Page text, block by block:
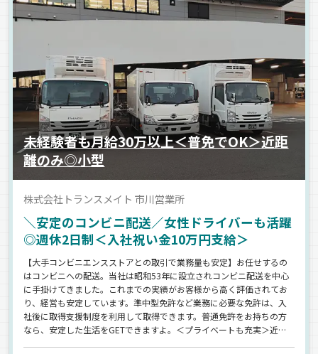
未経験者も月給30万以上＜普免でOK＞近距
離のみ◎小型
株式会社トランスメイト 市川営業所
＼安定のコンビニ配送／女性ドライバーも活躍
◎週休2日制＜入社祝い金10万円支給＞
【大手コンビニエンスストアとの取引で業務量も安定】お任せするの
はコンビニへの配送。当社は昭和53年に設立されコンビニ配送を中心
に手掛けてきました。これまでの実績がお客様から高く評価されてお
り、経営も安定しています。準中型免許など業務に必要な免許は、入
社後に取得支援制度を利用して取得できます。普通免許をお持ちの方
なら、安定した生活をGETできますよ。＜プライベートも充実＞近距